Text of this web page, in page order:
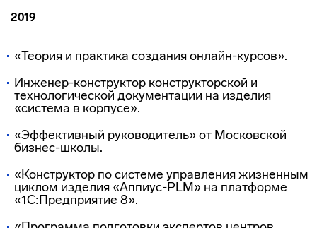
2019
«Теория и практика создания онлайн-курсов».
Инженер-конструктор конструкторской и
технологической документации на изделия
«система в корпусе».
«Эффективный руководитель» от Московской
бизнес-школы.
«Конструктор по системе управления жизненным
циклом изделия «Аппиус-PLM» на платформе
«1С:Предприятие 8».